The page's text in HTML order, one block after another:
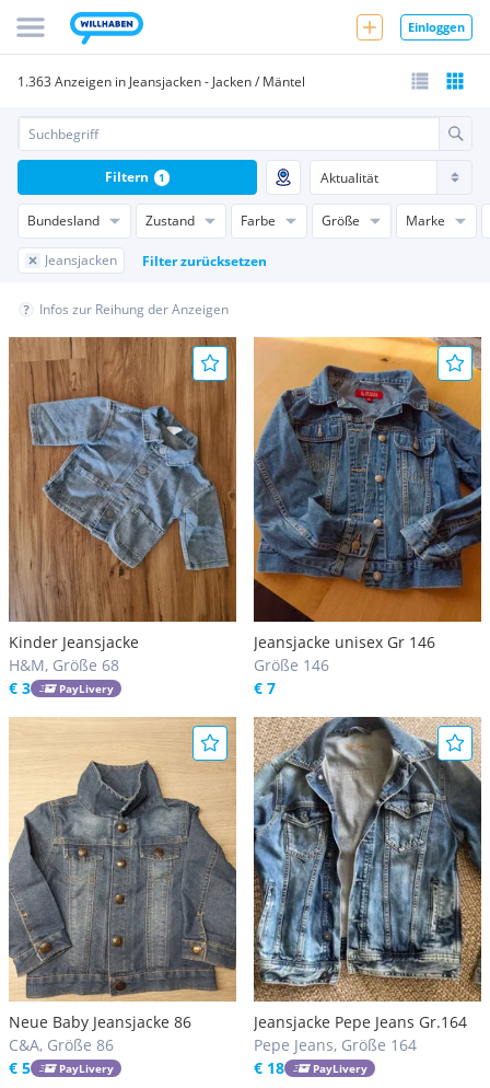
Einloggen
1.363 Anzeigen in Jeansjacken - Jacken / Mäntel
Bundesland Zustand Farbe Größe Marke
Jeansjacken Filter zurücksetzen
Filtern 1
Infos zur Reihung der Anzeigen
Kinder Jeansjacke
H&M, Größe 68
€ 3
PayLivery
Jeansjacke unisex Gr 146
Größe 146
€ 7
Neue Baby Jeansjacke 86
C&A, Größe 86
€ 5
PayLivery
Jeansjacke Pepe Jeans Gr.164
Pepe Jeans, Größe 164
€ 18
PayLivery